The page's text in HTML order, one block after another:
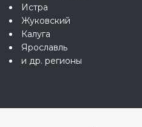
Истра
Жуковский
Калуга
Ярославль
и др. регионы